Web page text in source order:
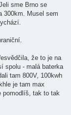
sme Brno se
300km. Musel sem
že to je na
spolu - malá baterka
tam 800V, 100kwh
je tam max
pomodlíš, tak to tak